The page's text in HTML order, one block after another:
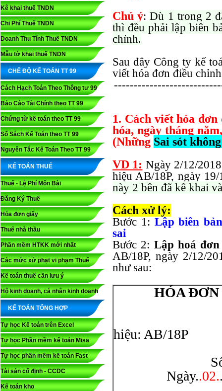
Kê khai thuế TNDN
Chi Phí Thuế TNDN
Doanh Thu Tính Thuế TNDN
Mẫu tờ khai thuế TNDN
CHẾ ĐỘ KẾ TOÁN TT 99
Cách Hạch Toán Theo Thông tư 99
Báo Cáo Tài Chính theo TT 99
Chứng từ kế toán theo TT 99
Sổ Sách Kế Toán theo TT 99
Nguyên Tắc Kế Toán Theo TT 99
KẾ TOÁN THUẾ
Thuế - Lệ Phí Môn Bài
Đăng Ký Thuế
Hóa đơn giấy
Thuế nhà thầu
Phần mềm HTKK mới nhất
Các mức xử phạt vi phạm Thuế
Kế toán thuế cần lưu ý
Hộ kinh doanh, cá nhân kinh doanh
KẾ TOÁN TỔNG HỢP
Tự học Kế toán trên Excel
Tự học Phần mềm kế toán Misa
Tự học phần mềm kế toán Fast
Tài sản cố định - CCDC
Kế toán kho
Chú ý:Dù 1 trong 2
thì đều phải lập biên
chỉnh.
Sau đây Công ty kế
viết hóa đơn điều
1. Cách viết hóa
hóa, ngày tháng
(Những Sai sót
VD 1: Ngày 2/12/
hiệu AB/18P, ngày
này 2 bên đã kê khai
Cách xử lý:
Bước 1: Lậpbiên
sai
Bước 2: Lập hoá
AB/18P, ngày 2/12/
như sau:
HÓA
hiệu: AB/18P
Số:
Ngày..02.